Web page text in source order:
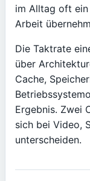
im Alltag oft ein
Arbeit
Die Taktrate
über
Cache,
Ergebnis. Zwei
sich bei Video,
unterscheiden.